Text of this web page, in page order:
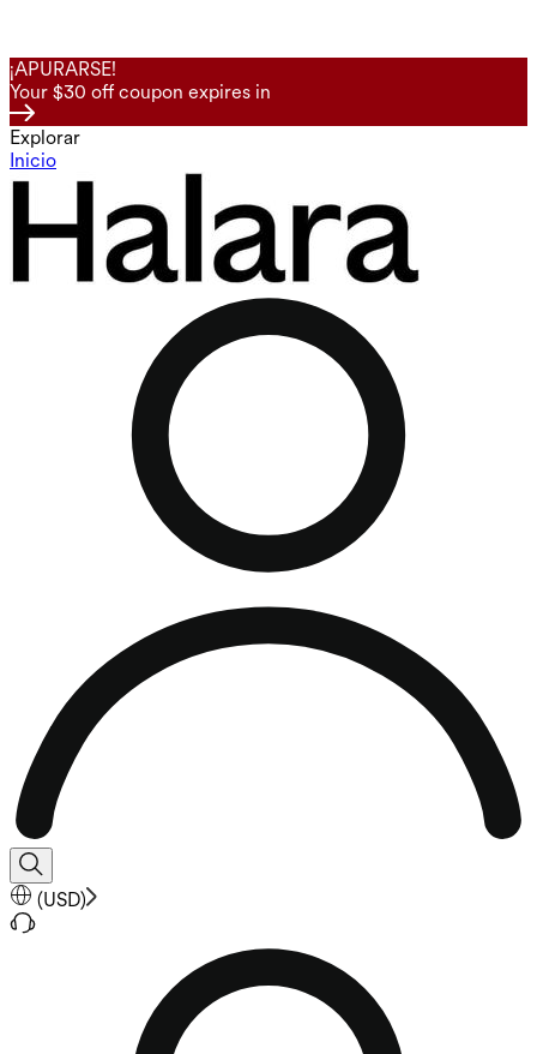
¡APURARSE!
Your $30 off coupon expires in
Explorar
Inicio
(USD)